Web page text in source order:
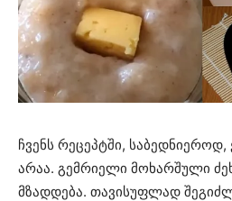
ჩვენს რეცეპტში,
არაა. გემრიელი მოხარშული
მზადდება. თავისუფლად